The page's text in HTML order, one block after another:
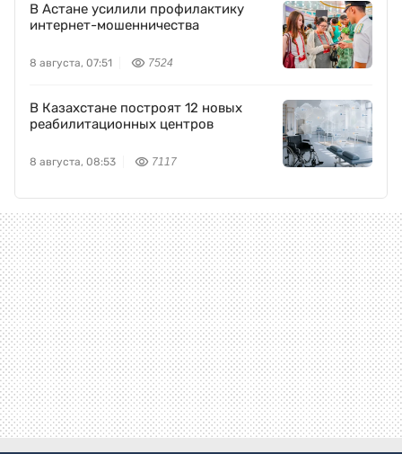
В Астане усилили профилактику
интернет-мошенничества
8 августа, 07:51 7524
В Казахстане построят 12 новых
реабилитационных центров
8 августа, 08:53 7117